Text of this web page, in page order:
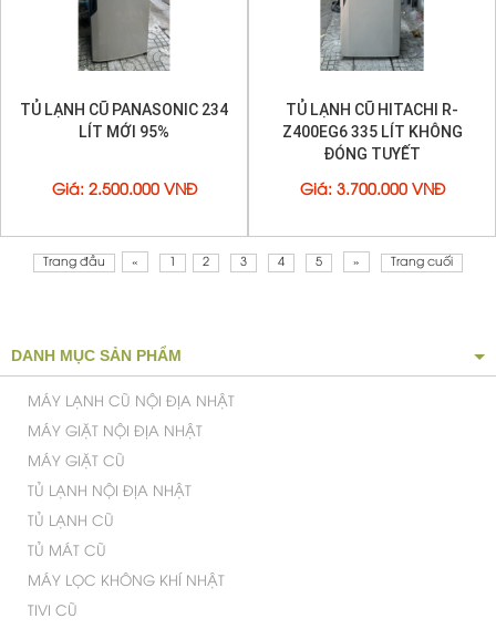
TỦ LẠNH CŨ PANASONIC 234
LÍT MỚI 95%
Giá : 2.500.000 VNĐ
TỦ LẠNH CŨ HITACHI R-
Z400EG6 335 LÍT KHÔNG
ĐÓNG TUYẾT
Giá : 3.700.000 VNĐ
Trang đầu « 2 3 4 5 » Trang cuối
DANH MỤC SẢN PHẨM
MÁY LẠNH CŨ NỘI ĐỊA NHẬT
MÁY GIẶT NỘI ĐỊA NHẬT
MÁY GIẶT CŨ
TỦ LẠNH NỘI ĐỊA NHẬT
TỦ LẠNH CŨ
TỦ MÁT CŨ
MÁY LỌC KHÔNG KHÍ NHẬT
TIVI CŨ